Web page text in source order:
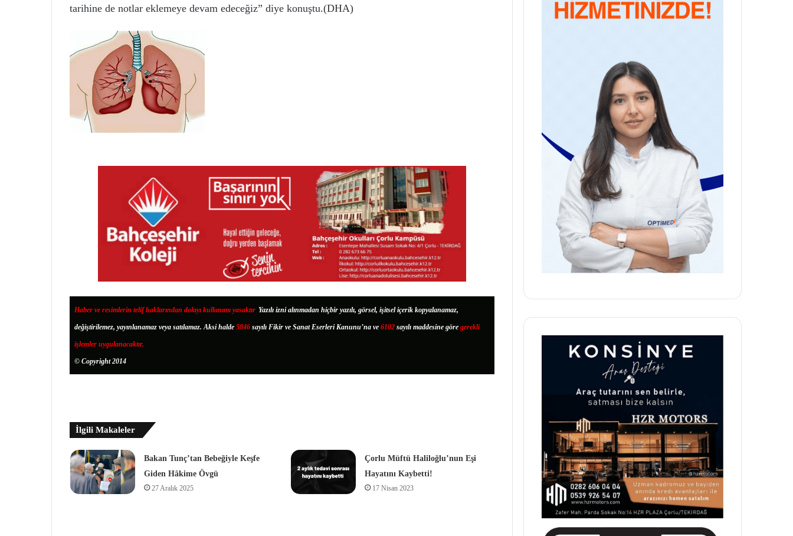
tarihine de notlar eklemeye devam edeceğiz” diye konuştu.(DHA)
Haber ve resimlerin telif haklarından dolayı kullanımı yasaktır. Yazılı izni alınmadan hiçbir yazılı, görsel, işitsel içerik kopyalanamaz,
değiştirilemez, yayınlanamaz veya satılamaz. Aksi halde 5846 sayılı Fikir ve Sanat Eserleri Kanunu’na ve 6102 sayılı maddesine göre gerekli
işlemler uygulanacaktır.
© Copyright 2014
İlgili Makaleler
Bakan Tunç’tan Bebeğiyle Keşfe
Giden Hâkime Övgü
27 Aralık 2025
Çorlu Müftü Haliloğlu’nun Eşi
Hayatını Kaybetti!
17 Nisan 2023